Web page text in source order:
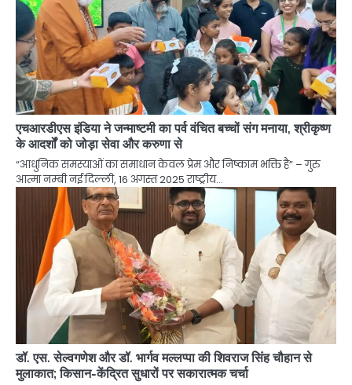
एचआरडीएस इंडिया ने जन्माष्टमी का पर्व वंचित बच्चों संग मनाया, श्रीकृष्ण
के आदर्शों को जोड़ा सेवा और करुणा से
“आधुनिक समस्याओं का समाधान केवल प्रेम और निष्काम भक्ति है” – गुरु
आत्मा नम्‍बी नई दिल्ली, 16 अगस्त 2025 राष्ट्रीय…
डॉ. एस. सेल्वगणेश और डॉ. भार्गव मल्लप्पा की शिवराज सिंह चौहान से
मुलाकात; किसान-केंद्रित सुधारों पर सकारात्मक चर्चा